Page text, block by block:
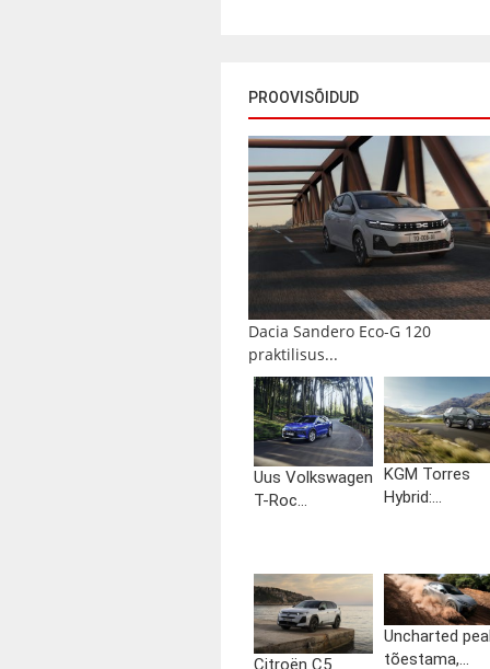
PROOVISÕIDUD
Dacia Sandero Eco-G 120
praktilisus...
Uus Volkswagen
T-Roc...
KGM Torres
Hybrid:...
Citroën C5
Uncharted
tõestama,...